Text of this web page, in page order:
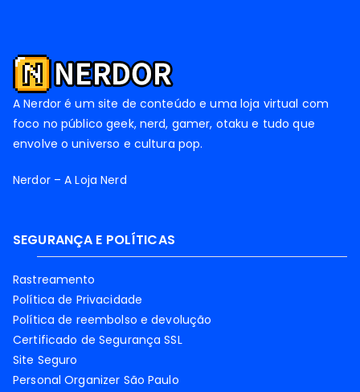
A Nerdor é um site de conteúdo e uma loja virtual com
foco no público geek, nerd, gamer, otaku e tudo que
envolve o universo e cultura pop.
Nerdor – A Loja Nerd
SEGURANÇA E POLÍTICAS
Rastreamento
Política de Privacidade
Política de reembolso e devolução
Certificado de Segurança SSL
Site Seguro
Personal Organizer São Paulo